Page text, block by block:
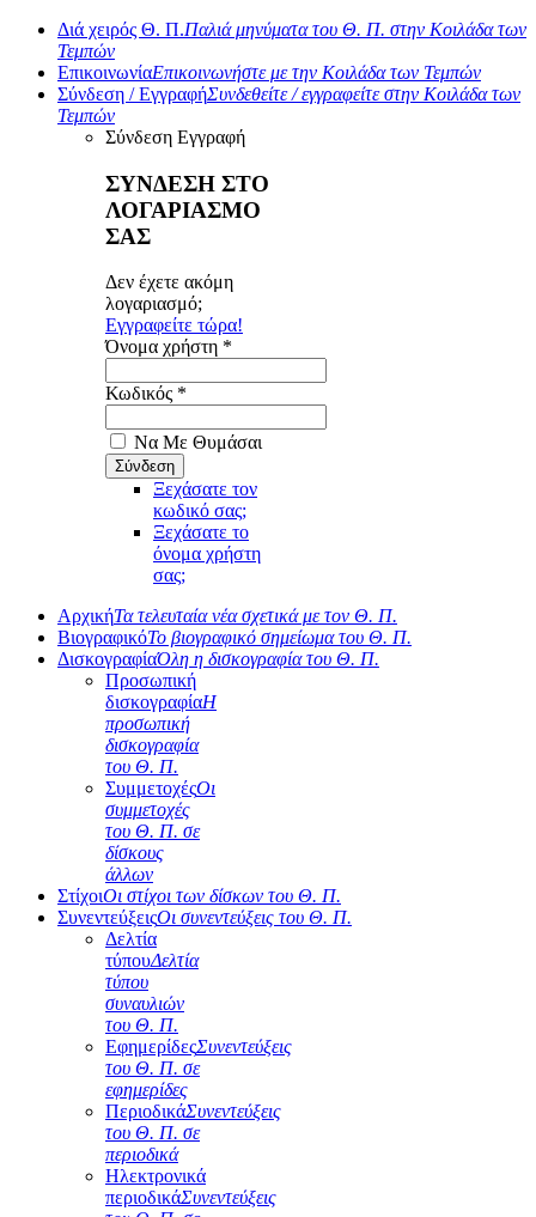
Διά χειρός Θ. Π.Παλιά μηνύματα του Θ. Π. στην Κοιλάδα των
Τεμπών
ΕπικοινωνίαΕπικοινωνήστε με την Κοιλάδα των Τεμπών
Σύνδεση / ΕγγραφήΣυνδεθείτε / εγγραφείτε στην Κοιλάδα των
Τεμπών
Σύνδεση Εγγραφή
ΣΥΝΔΕΣΗ ΣΤΟ
ΛΟΓΑΡΙΑΣΜΟ
ΣΑΣ
Δεν έχετε ακόμη
λογαριασμό;
Εγγραφείτε τώρα!
Όνομα χρήστη *
Κωδικός *
Να Με Θυμάσαι
Ξεχάσατε τον
κωδικό σας;
Ξεχάσατε το
όνομα χρήστη
σας;
ΑρχικήΤα τελευταία νέα σχετικά με τον Θ. Π.
ΒιογραφικόΤο βιογραφικό σημείωμα του Θ. Π.
ΔισκογραφίαΌλη η δισκογραφία του Θ. Π.
Προσωπική
δισκογραφίαΗ
προσωπική
δισκογραφία
του Θ. Π.
ΣυμμετοχέςΟι
συμμετοχές
του Θ. Π. σε
δίσκους
άλλων
ΣτίχοιΟι στίχοι των δίσκων του Θ. Π.
ΣυνεντεύξειςΟι συνεντεύξεις του Θ. Π.
Δελτία
τύπουΔελτία
τύπου
συναυλιών
του Θ. Π.
ΕφημερίδεςΣυνεντεύξεις
του Θ. Π. σε
εφημερίδες
ΠεριοδικάΣυνεντεύξεις
του Θ. Π. σε
περιοδικά
Ηλεκτρονικά
περιοδικάΣυνεντεύξεις